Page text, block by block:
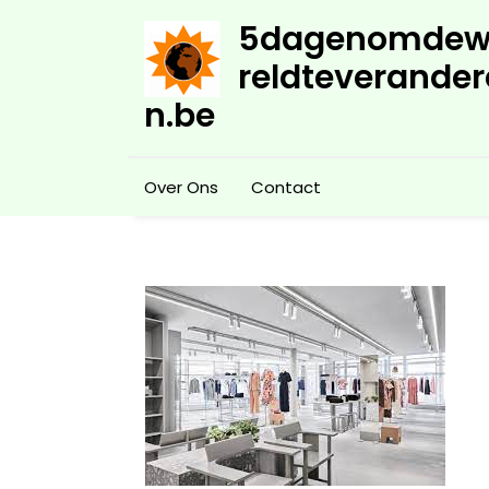
n.be
Over Ons Contact